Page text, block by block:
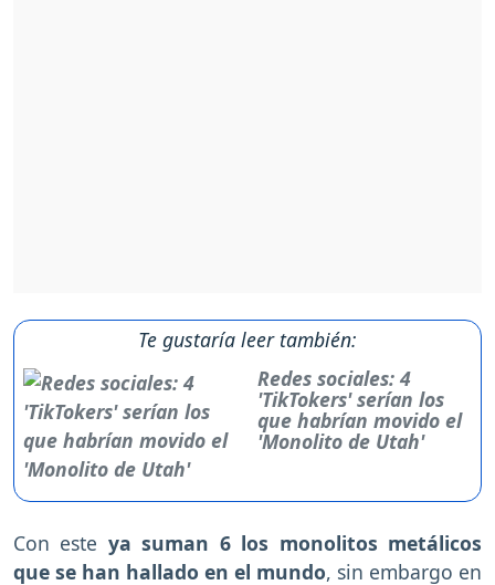
Te gustaría leer también:
Redes sociales: 4
'TikTokers' serían los
que habrían movido el
'Monolito de Utah'
Con este ya suman 6 los monolitos metálicos
que se han hallado en el mundo, sin embargo en